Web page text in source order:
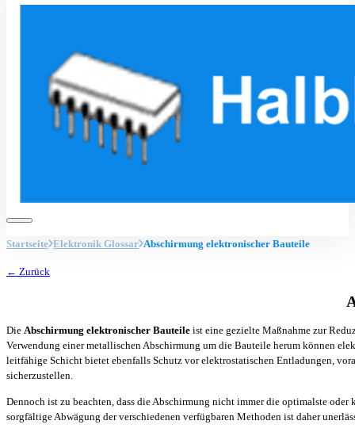
Startseite Elektronik Glossar Abschirmung elektronischer Bauteile
← Zurück
Die Abschirmung elektronischer Bauteile ist eine gezielte Maßnahme zur
Verwendung einer metallischen Abschirmung um die Bauteile herum können
leitfähige Schicht bietet ebenfalls Schutz vor elektrostatischen Entladungen,
sicherzustellen.
Dennoch ist zu beachten, dass die Abschirmung nicht immer die optimalste
sorgfältige Abwägung der verschiedenen verfügbaren Methoden ist daher